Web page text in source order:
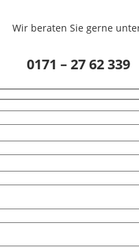
Wir beraten Sie gerne
0171 – 27 62 339